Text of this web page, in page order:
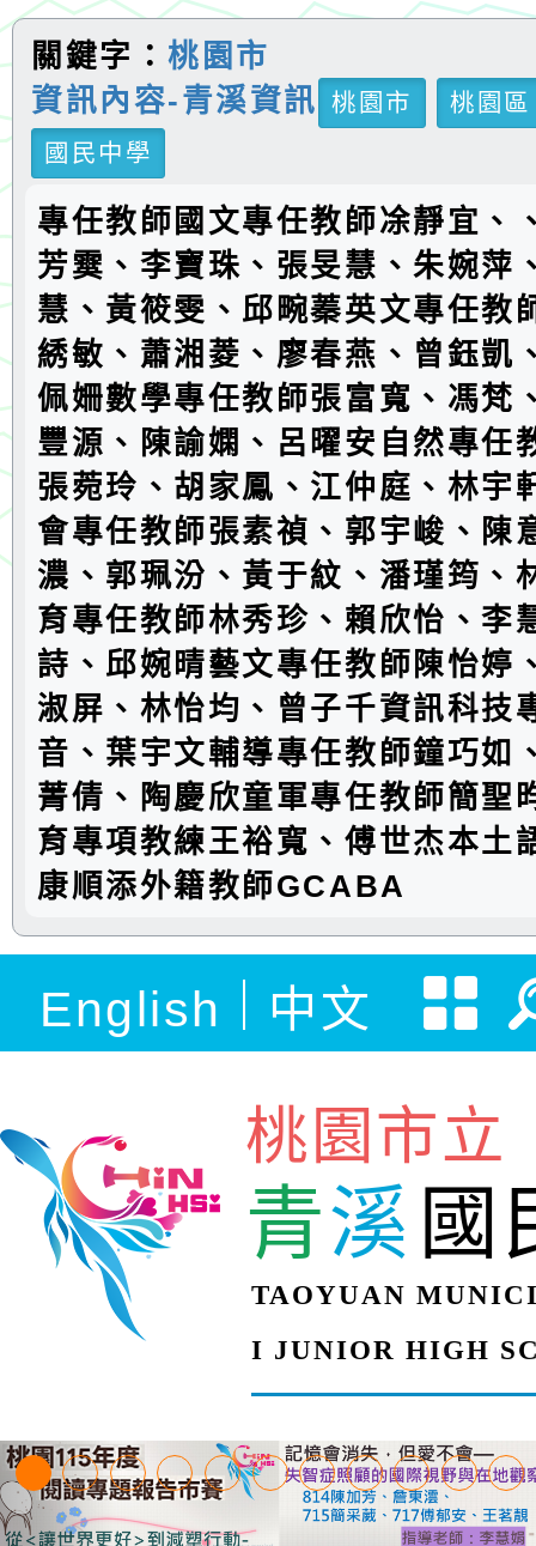
關鍵字：桃園市
資訊內容-青溪資訊
桃園市
桃園區
國民中學
專任教師國文專任教師凃靜宜、
芳霙、李寶珠、張旻慧、朱婉萍
慧、黃筱雯、邱畹蓁英文專任教
綉敏、蕭湘菱、廖春燕、曾鈺凱
佩姍數學專任教師張富寬、馮梵
豐源、陳諭嫻、呂曜安自然專任
張菀玲、胡家鳳、江仲庭、林宇
會專任教師張素禎、郭宇峻、陳
濃、郭珮汾、黃于紋、潘瑾筠、
育專任教師林秀珍、賴欣怡、李
詩、邱婉晴藝文專任教師陳怡婷
淑屏、林怡均、曾子千資訊科技
音、葉宇文輔導專任教師鐘巧如
菁倩、陶慶欣童軍專任教師簡聖
育專項教練王裕寬、傅世杰本土
康順添外籍教師GCABA
English 中文
桃園市立
青溪 國
TAOYUAN
I JUNIOR HIGH